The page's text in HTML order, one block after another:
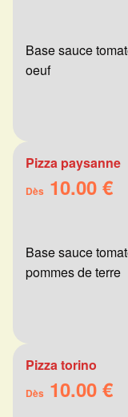
Base sauce
oeuf
Pizza paysanne
Dès 10.00 €
Base sauce
pommes de terre
Pizza torino
Dès 10.00 €